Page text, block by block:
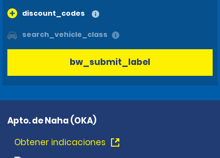
discount_codes
search_vehicle_class
bw_submit_label
Apto. de Naha (OKA)
Obtener indicaciones